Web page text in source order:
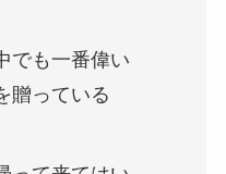
でも一番偉い
贈っている